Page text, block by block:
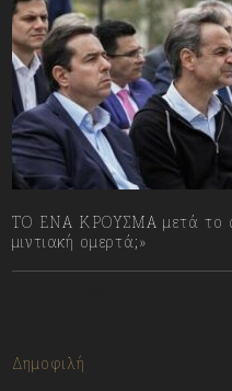
ΤΟ ΕΝΑ ΚΡΟΥΣΜΑ μετά το
μιντιακή ομερτά;»
Δημοφιλή